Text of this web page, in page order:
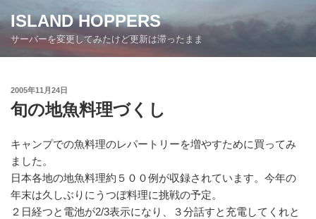
ン
ン
ISLAND HOPPERS
サーバーを変更してみたけど更新は滞ったまま
投
稿
日:
2005年11月24日
旬の地魚料理づくし
キャンプでの魚料理のレパートリーを増やすために買ってみ
ました。
日本各地の地魚料理約５００例が収録されています。今年の
年末は久しぶりにうつぼ料理に挑戦の予定。
２日経つと電池が2/3表示になり、３分話すと充電してくれと